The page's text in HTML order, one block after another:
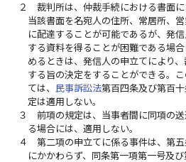
２
裁判所は、仲裁手続における書面に
当該書面を名宛人の住所、常居所、
に配達することが可能であるが、発
する資料を得ることが困難である場
めるときは、発信人の申立てにより
する旨の決定をすることができる。
ては、 民事訴訟法第百四条及び第百
定は適用しない。
３
前項の規定は、当事者間に同項の
る場合には、適用しない。
４
第二項の申立てに係る事件は、第
にかかわらず、同条第一項第一号及